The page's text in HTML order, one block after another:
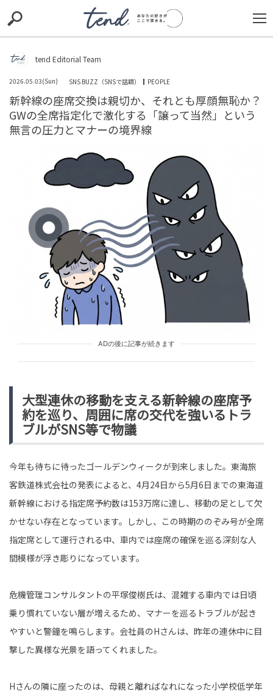
trill nordot RECOMMEND ARENA TOP
「味が濃すぎるわね」と私が作った料理にケチをつける
義母。だが、夫が明かした事実に状況が一変
TREND（トレンド深堀）
STORY
tend Editorial Team
「国民にとってのメリットはほとんどない」「国民に信
解散に「国民のメリッ...
夏の風物詩「花火大会」が消え始めている！？開催費用
はコロナ前の2倍超、猛暑で秋開催や隔年化へ変わる大会
も
未分類
tend Editorial Team
2026.05.03(Sun) SNS BUZZ（SNSで話題） PEOPLE
新幹線の座席交換は親切か、それとも厚顔無恥か？
GWの全席指定化で激化する「譲って当然」という
無言の圧力とマナーの境界線
ADの後に記事が続きます
大型連休の移動を支える新幹線の座席予
約を巡り、周囲に席の交代を強いるトラ
ブルがSNS等で物議
今年も待ちに待ったゴールデンウィークが到来しました。東海旅
客鉄道株式会社の発表によると、4月24日から5月6日までの東海道
新幹線における指定席予約数は153万席に達し、移動の足として欠
かせない存在となっています。しかし、この時期ののぞみ号が全席
指定席として運行される中、車内では座席の確保を巡る深刻な人
間模様が浮き彫りになっています。
危機管理コンサルタントの平塚俊樹氏は、混雑する車内では日頃
乗り慣れていない層が増えるため、マナーを巡るトラブルが起き
やすいと警鐘を鳴らします。会社員のHさんは、昨年の連休中に目
撃した異様な光景を語ってくれました。
Hさんの隣に座ったのは、母親と離ればなれになった小学校低学年